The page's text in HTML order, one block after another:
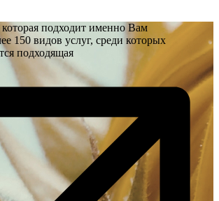
которая подходит именно Вам
150 видов услуг, среди которых
подходящая